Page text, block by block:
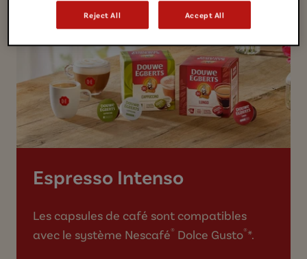
Espresso Intenso
Les capsules de café sont compatibles
avec le système Nescafé® Dolce Gusto®*.
Reject All Accept All